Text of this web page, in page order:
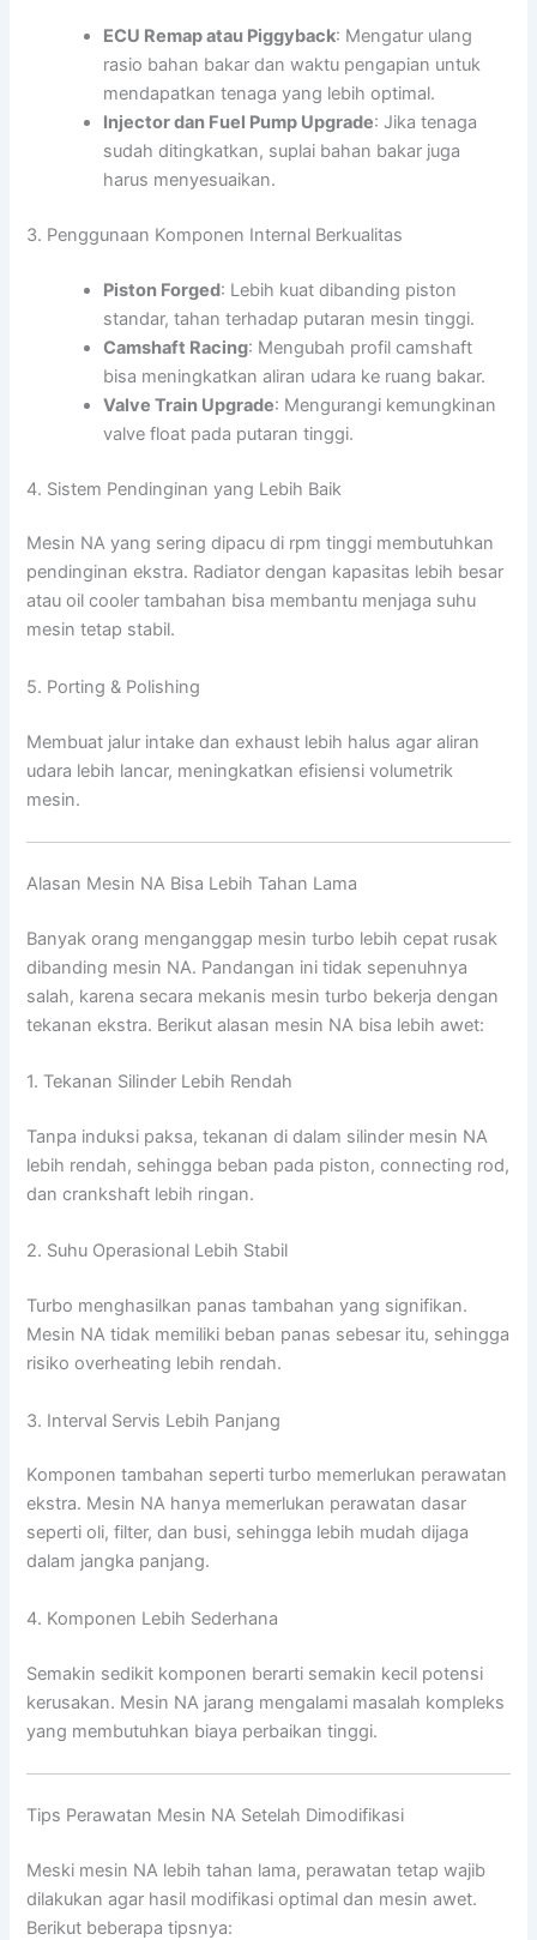
ECU Remap atau Piggyback: Mengatur ulang
rasio bahan bakar dan waktu pengapian untuk
mendapatkan tenaga yang lebih optimal.
Injector dan Fuel Pump Upgrade: Jika tenaga
sudah ditingkatkan, suplai bahan bakar juga
harus menyesuaikan.
3. Penggunaan Komponen Internal Berkualitas
Piston Forged: Lebih kuat dibanding piston
standar, tahan terhadap putaran mesin tinggi.
Camshaft Racing: Mengubah profil camshaft
bisa meningkatkan aliran udara ke ruang bakar.
Valve Train Upgrade: Mengurangi kemungkinan
valve float pada putaran tinggi.
4. Sistem Pendinginan yang Lebih Baik
Mesin NA yang sering dipacu di rpm tinggi membutuhkan
pendinginan ekstra. Radiator dengan kapasitas lebih besar
atau oil cooler tambahan bisa membantu menjaga suhu
mesin tetap stabil.
5. Porting & Polishing
Membuat jalur intake dan exhaust lebih halus agar aliran
udara lebih lancar, meningkatkan efisiensi volumetrik
mesin.
Alasan Mesin NA Bisa Lebih Tahan Lama
Banyak orang menganggap mesin turbo lebih cepat rusak
dibanding mesin NA. Pandangan ini tidak sepenuhnya
salah, karena secara mekanis mesin turbo bekerja dengan
tekanan ekstra. Berikut alasan mesin NA bisa lebih awet:
1. Tekanan Silinder Lebih Rendah
Tanpa induksi paksa, tekanan di dalam silinder mesin NA
lebih rendah, sehingga beban pada piston, connecting rod,
dan crankshaft lebih ringan.
2. Suhu Operasional Lebih Stabil
Turbo menghasilkan panas tambahan yang signifikan.
Mesin NA tidak memiliki beban panas sebesar itu, sehingga
risiko overheating lebih rendah.
3. Interval Servis Lebih Panjang
Komponen tambahan seperti turbo memerlukan perawatan
ekstra. Mesin NA hanya memerlukan perawatan dasar
seperti oli, filter, dan busi, sehingga lebih mudah dijaga
dalam jangka panjang.
4. Komponen Lebih Sederhana
Semakin sedikit komponen berarti semakin kecil potensi
kerusakan. Mesin NA jarang mengalami masalah kompleks
yang membutuhkan biaya perbaikan tinggi.
Tips Perawatan Mesin NA Setelah Dimodifikasi
Meski mesin NA lebih tahan lama, perawatan tetap wajib
dilakukan agar hasil modifikasi optimal dan mesin awet.
Berikut beberapa tipsnya: